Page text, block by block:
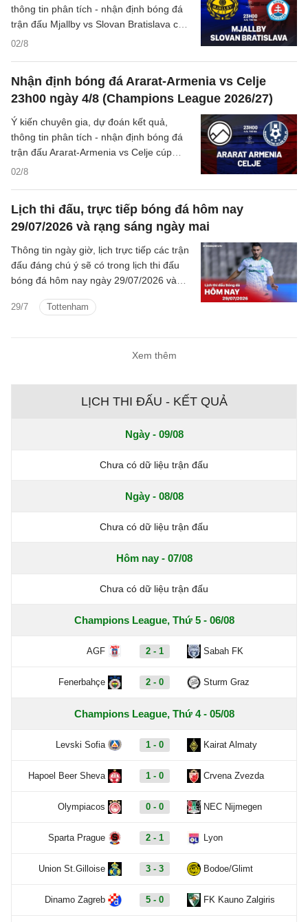
02/8
thông tin phân tích - nhận định bóng đá
trận đấu Mjallby vs Slovan Bratislava cúp
C1/UEFA Champions League 2026/27
Nhận định bóng đá Ararat-Armenia vs Celje
23h00 ngày 4/8 (Champions League 2026/27)
02/8
Ý kiến chuyên gia, dự đoán kết quả,
thông tin phân tích - nhận định bóng đá
trận đấu Ararat-Armenia vs Celje cúp
C1/UEFA Champions League 2026/27
Lịch thi đấu, trực tiếp bóng đá hôm nay
29/07/2026 và rạng sáng ngày mai
29/7 Tottenham
Thông tin ngày giờ, lịch trực tiếp các trận
đấu đáng chú ý sẽ có trong lịch thi đấu
bóng đá hôm nay ngày 29/07/2026 và
tiếp.
Xem thêm
LỊCH THI ĐẤU - KẾT QUẢ
Ngày - 09/08
Chưa có dữ liệu trận đấu
Ngày - 08/08
Chưa có dữ liệu trận đấu
Hôm nay - 07/08
Chưa có dữ liệu trận đấu
Champions League, Thứ 5 - 06/08
AGF 2 - 1 Sabah FK
Fenerbahçe 2 - 0 Sturm Graz
Champions League, Thứ 4 - 05/08
Levski Sofia 1 - 0 Kairat Almaty
Hapoel Beer Sheva 1 - 0 Crvena Zvezda
Olympiacos 0 - 0 NEC Nijmegen
Sparta Prague 2 - 1 Lyon
Union St.Gilloise 3 - 3 Bodoe/Glimt
Dinamo Zagreb 5 - 0 FK Kauno Zalgiris